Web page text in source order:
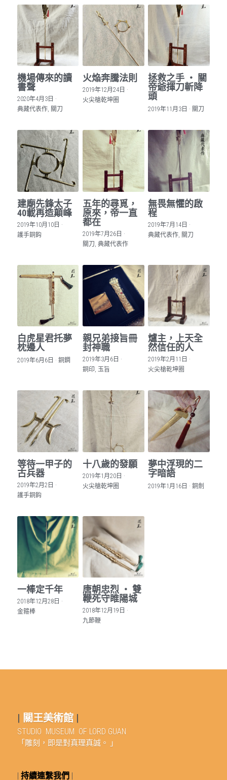
機場傳來的讀
書聲
2020年4月3日 ·
典藏代表作, 關刀
火焔奔騰法則
2019年12月24日 ·
火尖槍乾坤圈
拯救之手 ‧ 關
帝爺揮刀斬降
頭
2019年11月3日 · 關刀
建廟先鋒太子
40載再造顛峰
2019年10月10日 ·
護手銅鈎
五年的尋覓，
原來，帝一直
都在
2019年7月26日 ·
關刀, 典藏代表作
無畏無懼的啟
程
2019年7月14日 ·
典藏代表作, 關刀
白虎星君托夢
枕邊人
2019年6月6日 · 銅鐧
親兄弟接旨冊
封神職
2019年3月6日 ·
銅印, 玉旨
爐主，上天全
然信任的人
2019年2月11日 ·
火尖槍乾坤圈
等待一甲子的
古兵器
2019年2月2日 ·
護手銅鈎
十八歲的發願
2019年1月20日 ·
火尖槍乾坤圈
夢中浮現的二
字暗語
2019年1月16日 ·銅劍
一棒定千年
2018年12月28日 ·
金箍棒
唐朝忠烈 ‧ 雙
鞭死守睢陽城
2018年12月19日 ·
九節鞭
| 關王美術館 |
STUDIO  MUSEUM  OF LORD GUAN
「雕刻，即是對真理真誠。 」
| 持續連繫我們 |